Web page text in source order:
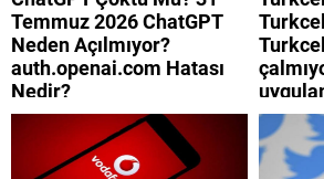
Temmuz 2026 ChatGPT
Neden Açılmıyor?
auth.openai.com Hatası
Nedir?
neden